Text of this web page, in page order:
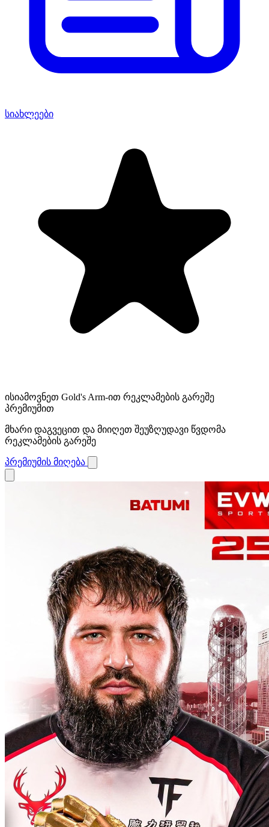
სიახლეები
ისიამოვნეთ Gold's Arm-ით რეკლამების გარეშე
პრემიუმით
მხარი დაგვეცით და მიიღეთ შეუზღუდავი წვდომა
რეკლამების გარეშე
პრემიუმის მიღება